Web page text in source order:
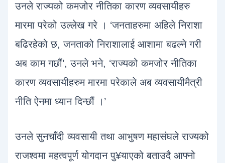
उनले राज्यको कमजोर नीतिका कारण व्यवसायीहरु
मारमा परेको उल्लेख गरे । ‘जनताहरुमा अहिले निराशा
बढिरहेको छ, जनताको निराशालाई आशामा बढल्ने गरी
अब काम गछौं’, उनले भने, ‘राज्यको कमजोर नीतिका
कारण व्यवसायीहरुम मारमा परेकाले अब व्यवसायीमैत्री
नीति ऐनमा ध्यान दिन्छौं ।’
उनले सुनचाँदी व्यवसायी तथा आभुषण महासंघले राज्यको
राजश्वमा महत्वपूर्ण योगदान पु¥याएको बताउदै आफ्नो